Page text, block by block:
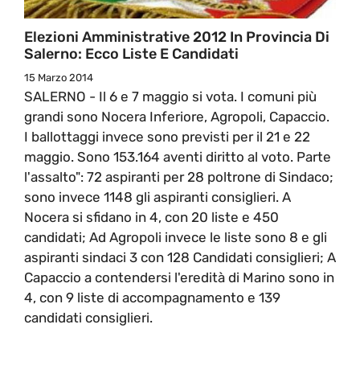
Elezioni Amministrative 2012 In Provincia Di
Salerno: Ecco Liste E Candidati
15 Marzo 2014
SALERNO - Il 6 e 7 maggio si vota. I comuni più
grandi sono Nocera Inferiore, Agropoli, Capaccio.
I ballottaggi invece sono previsti per il 21 e 22
maggio. Sono 153.164 aventi diritto al voto. Parte
l'assalto": 72 aspiranti per 28 poltrone di Sindaco;
sono invece 1148 gli aspiranti consiglieri. A
Nocera si sfidano in 4, con 20 liste e 450
candidati; Ad Agropoli invece le liste sono 8 e gli
aspiranti sindaci 3 con 128 Candidati consiglieri; A
Capaccio a contendersi l'eredità di Marino sono in
4, con 9 liste di accompagnamento e 139
candidati consiglieri.